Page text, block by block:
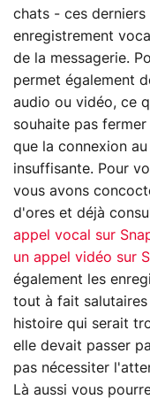
chats - ces
enregistrement
de la messagerie.
permet également
audio ou vidéo, ce
souhaite pas
que la connexion
insuffisante. Pour
vous avons
d'ores et déjà
appel vocal sur
un appel vidéo sur
également les
tout à fait
histoire qui serait
elle devait passer
pas nécessiter
Là aussi vous